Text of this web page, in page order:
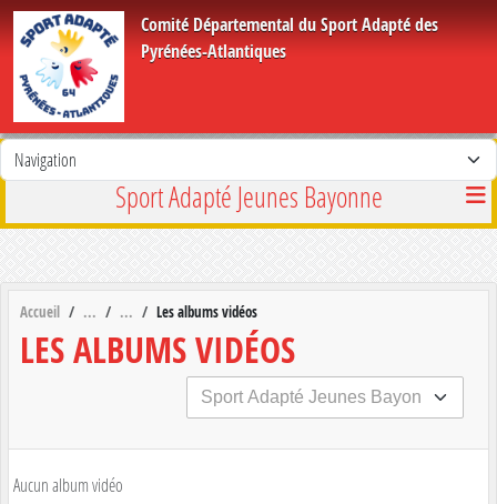
Comité Départemental du Sport Adapté des
Pyrénées-Atlantiques
Sport Adapté Jeunes Bayonne
Accueil Les albums vidéos
LES ALBUMS VIDÉOS
Aucun album vidéo
Panneau de gestion des cookies